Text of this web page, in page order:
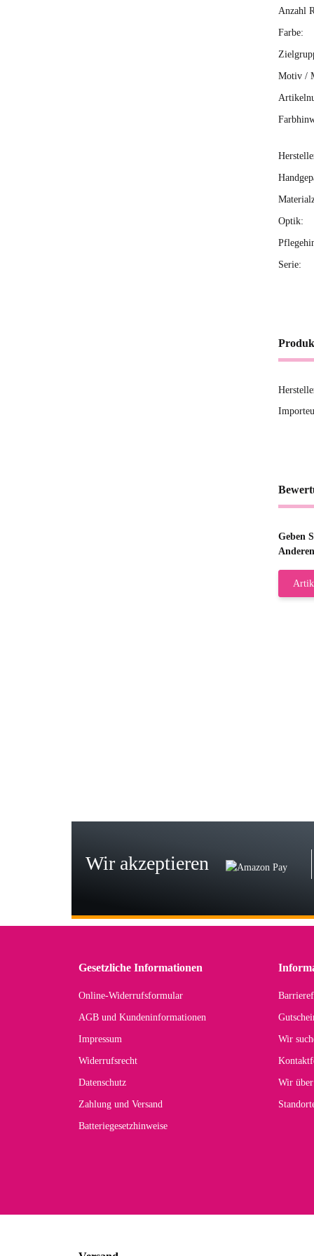
Anzahl
Farbe:
Motiv /
Optik:
Serie:
Geben
Wir akzeptieren
Gesetzliche Informationen
Online-Widerrufsformular
AGB und Kundeninformationen
Impressum
Widerrufsrecht
Datenschutz
Zahlung und Versand
Batteriegesetzhinweise
Wir
Wir